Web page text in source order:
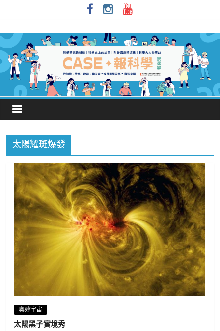
太陽耀斑爆發
奧妙宇宙
太陽黑子實境秀